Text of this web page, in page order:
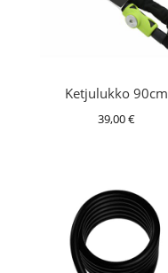
Ketjulukko 90cm
39,00€